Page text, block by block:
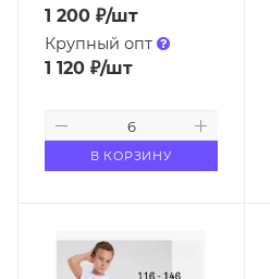
1 200 ₽/шт
Крупный опт
1 120 ₽/шт
В КОРЗИНУ